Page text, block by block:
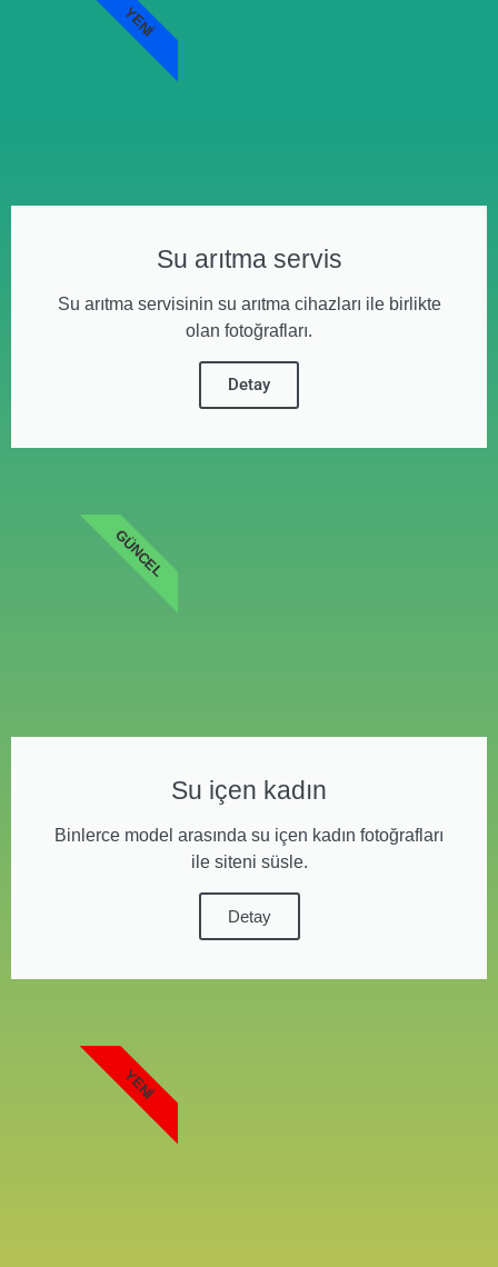
Su arıtma servis
Su arıtma servisinin su arıtma cihazları ile birlikte
olan fotoğrafları.
Detay
YENI
Su içen kadın
Binlerce model arasında su içen kadın fotoğrafları
ile siteni süsle.
Detay
GÜNCEL
YENI